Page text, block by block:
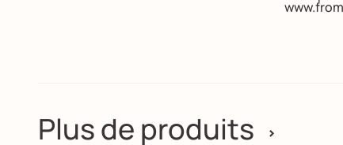
Plus de produits >